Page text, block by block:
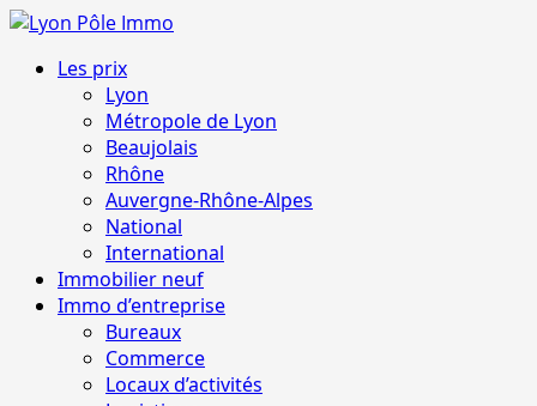
Aller
contenu
Menu
principal
Les prix
Lyon
Métropole de Lyon
Beaujolais
Rhône
Auvergne-Rhône-Alpes
National
International
Immobilier neuf
Immo d’entreprise
Bureaux
Commerce
Locaux d’activités